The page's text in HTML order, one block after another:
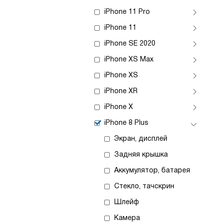
iPhone 11 Pro
iPhone 11
iPhone SE 2020
iPhone XS Max
iPhone XS
iPhone XR
iPhone X
iPhone 8 Plus
Экран, дисплей
Задняя крышка
Аккумулятор, батарея
Стекло, тачскрин
Шлейф
Камера